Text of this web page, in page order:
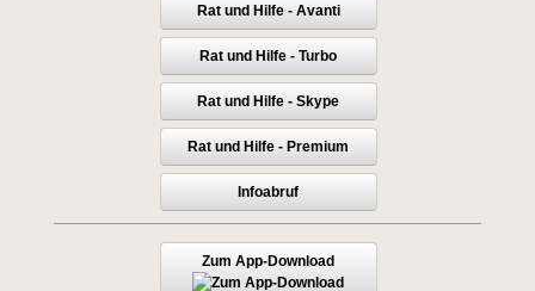
Rat und Hilfe - Avanti
Rat und Hilfe - Turbo
Rat und Hilfe - Skype
Rat und Hilfe - Premium
Infoabruf
Zum App-Download